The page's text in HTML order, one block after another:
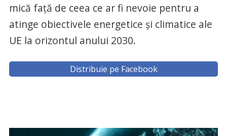
mică faţă de ceea ce ar fi nevoie pentru a
atinge obiectivele energetice şi climatice ale
UE la orizontul anului 2030.
Distribuie pe Facebook